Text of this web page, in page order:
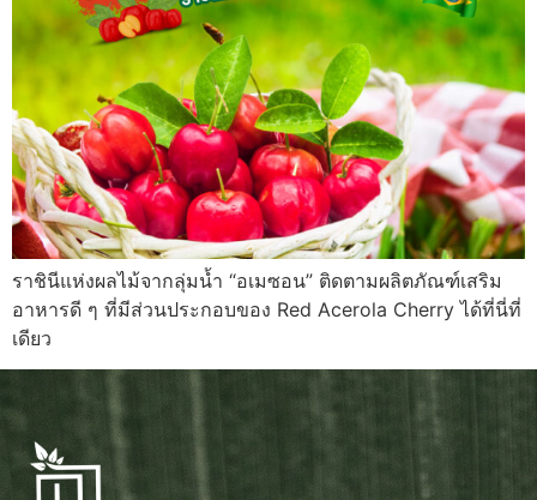
ราชินีแห่งผลไม้จากลุ่มน้ำ “อเมซอน” ติดตามผลิตภัณฑ์เสริม
อาหารดี ๆ ที่มีส่วนประกอบของ Red Acerola Cherry ได้ที่นี่ที่
เดียว